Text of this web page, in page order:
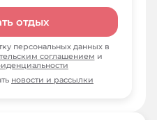
отдых
персональных данных в
соглашением и
новости и рассылки